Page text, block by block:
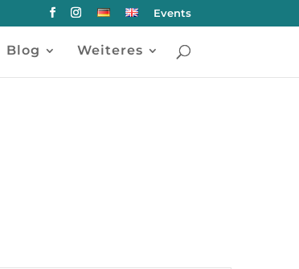
Events
Blog Weiteres